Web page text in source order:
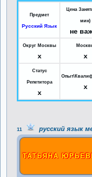
Предмет
Русский Язык
Цена
мин)
не
Округ Москвы
x x
Статус
Репетитора
x
x
11 русский язык
ТАТЬЯНА